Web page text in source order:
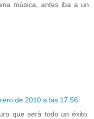
música, antes iba a un
de 2010 a las 17:56
que será todo un éxito.